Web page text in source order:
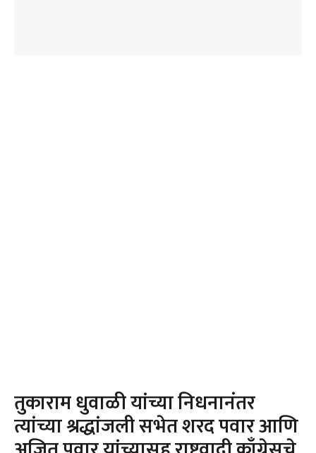
तुकाराम धुवाळी यांच्या निधनानंतर
त्यांच्या श्रद्धांजली सभेत शरद पवार आणि